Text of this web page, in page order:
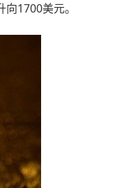
1700美元。